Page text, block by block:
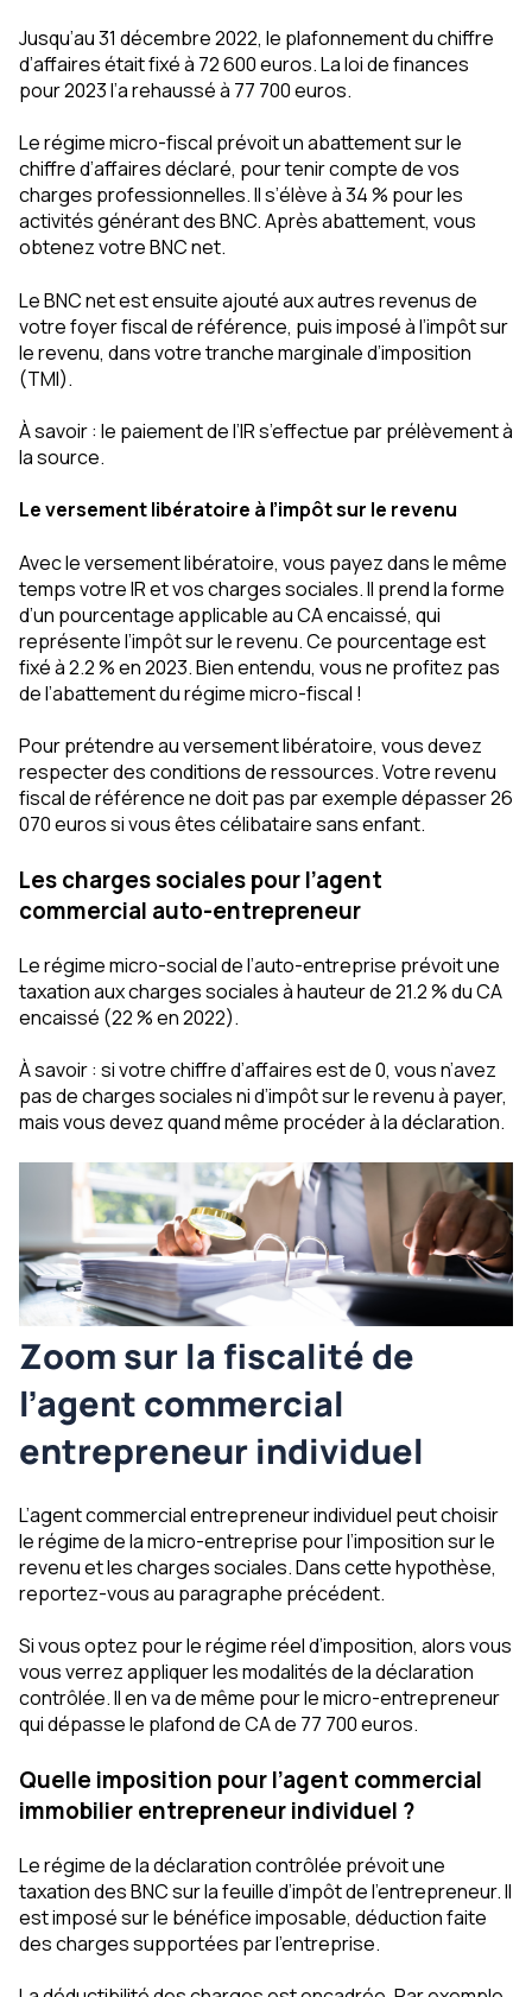
Jusqu’au 31 décembre 2022, le plafonnement du chiffre
d’affaires était fixé à 72 600 euros. La loi de finances
pour 2023 l’a rehaussé à 77 700 euros.
Le régime micro-fiscal prévoit un abattement sur le
chiffre d’affaires déclaré, pour tenir compte de vos
charges professionnelles. Il s’élève à 34 % pour les
activités générant des BNC. Après abattement, vous
obtenez votre BNC net.
Le BNC net est ensuite ajouté aux autres revenus de
votre foyer fiscal de référence, puis imposé à l’impôt sur
le revenu, dans votre tranche marginale d’imposition
(TMI).
À savoir : le paiement de l’IR s’effectue par prélèvement à
la source.
Le versement libératoire à l’impôt sur le revenu
Avec le versement libératoire, vous payez dans le même
temps votre IR et vos charges sociales. Il prend la forme
d’un pourcentage applicable au CA encaissé, qui
représente l’impôt sur le revenu. Ce pourcentage est
fixé à 2.2 % en 2023. Bien entendu, vous ne profitez pas
de l’abattement du régime micro-fiscal !
Pour prétendre au versement libératoire, vous devez
respecter des conditions de ressources. Votre revenu
fiscal de référence ne doit pas par exemple dépasser 26
070 euros si vous êtes célibataire sans enfant.
Les charges sociales pour l’agent
commercial auto-entrepreneur
Le régime micro-social de l’auto-entreprise prévoit une
taxation aux charges sociales à hauteur de 21.2 % du CA
encaissé (22 % en 2022).
À savoir : si votre chiffre d’affaires est de 0, vous n’avez
pas de charges sociales ni d’impôt sur le revenu à payer,
mais vous devez quand même procéder à la déclaration.
Zoom sur la fiscalité de
l’agent commercial
entrepreneur individuel
L’agent commercial entrepreneur individuel peut choisir
le régime de la micro-entreprise pour l’imposition sur le
revenu et les charges sociales. Dans cette hypothèse,
reportez-vous au paragraphe précédent.
Si vous optez pour le régime réel d’imposition, alors vous
vous verrez appliquer les modalités de la déclaration
contrôlée. Il en va de même pour le micro-entrepreneur
qui dépasse le plafond de CA de 77 700 euros.
Quelle imposition pour l’agent commercial
immobilier entrepreneur individuel ?
Le régime de la déclaration contrôlée prévoit une
taxation des BNC sur la feuille d’impôt de l’entrepreneur. Il
est imposé sur le bénéfice imposable, déduction faite
des charges supportées par l’entreprise.